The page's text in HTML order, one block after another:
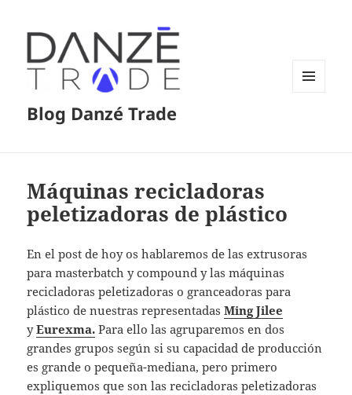
Blog Danzé Trade
Máquinas recicladoras
peletizadoras de plástico
En el post de hoy os hablaremos de las extrusoras
para masterbatch y compound y las máquinas
recicladoras peletizadoras o granceadoras para
plástico de nuestras representadasMing Jilee
yEurexma. Para ello las agruparemos en dos
grandes grupos según si su capacidad de producción
es grande o pequeña-mediana, pero primero
expliquemos que son las recicladoras peletizadoras